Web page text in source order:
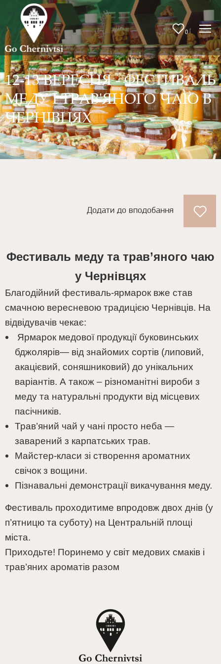
0
12-13 ВЕРЕСНЯ - ФЕСТИВАЛЬ
МЕДУ І ТРАВ'ЯНОГО ЧАЮ В
ЧЕРНІВЦЯХ
Додати до вподобання
Фестиваль меду та трав’яного чаю
у Чернівцях
Благодійний фестиваль-ярмарок вже став
смачною вересневою традицією Чернівців. На
відвідувачів чекає:
Ярмарок медової продукції буковинських
бджолярів— від знайомих сортів (липовий,
акацієвий, соняшниковий) до унікальних
варіантів. А також – різноманітні вироби з
меду та натуральні продукти від місцевих
пасічників.
Трав’яний чай у чані просто неба —
заварений з карпатських трав.
Майстер-класи зі створення ароматних
свічок з вощини.
Пізнавальні демонстрації викачування меду.
Фестиваль проходитиме впродовж двох днів (у
п’ятницю та суботу) на Центральній площі
міста.
Приходьте! Поринемо у світ медових смаків і
трав’яних ароматів разом